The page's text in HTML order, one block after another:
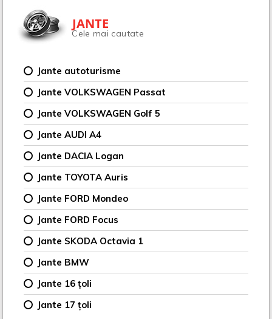
JANTE
Cele mai cautate
Jante autoturisme
Jante VOLKSWAGEN Passat
Jante VOLKSWAGEN Golf 5
Jante AUDI A4
Jante DACIA Logan
Jante TOYOTA Auris
Jante FORD Mondeo
Jante FORD Focus
Jante SKODA Octavia 1
Jante BMW
Jante 16 țoli
Jante 17 țoli